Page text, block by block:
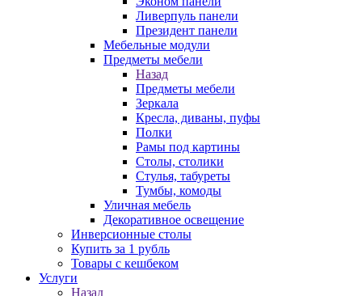
Ливерпуль панели
Президент панели
Мебельные модули
Предметы мебели
Назад
Предметы мебели
Зеркала
Кресла, диваны, пуфы
Полки
Рамы под картины
Столы, столики
Стулья, табуреты
Тумбы, комоды
Уличная мебель
Декоративное освещение
Инверсионные столы
Купить за 1 рубль
Товары с кешбеком
Услуги
Назад